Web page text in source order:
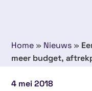
Home » Nieuws »
meer budget,
4 mei 2018